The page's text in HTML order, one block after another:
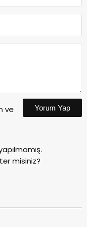
ve
Yorum Yap
misiniz?